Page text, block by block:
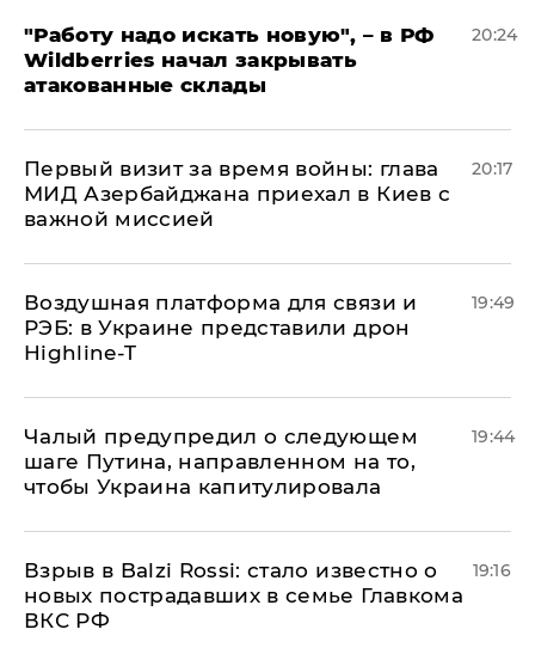
"Работу надо искать новую", – в РФ
Wildberries начал закрывать
атакованные склады
20:24
Первый визит за время войны: глава
МИД Азербайджана приехал в Киев с
важной миссией
20:17
Воздушная платформа для связи и
РЭБ: в Украине представили дрон
Highline-T
19:49
Чалый предупредил о следующем
шаге Путина, направленном на то,
чтобы Украина капитулировала
19:44
Взрыв в Balzi Rossi: стало известно о
новых пострадавших в семье Главкома
ВКС РФ
19:16